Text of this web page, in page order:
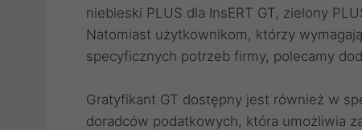
niebieski PLUS dla InsERT GT, zielony
Natomiast użytkownikom, którzy
specyficznych potrzeb firmy, polecamy
Gratyfikant GT dostępny jest również w
doradców podatkowych, która umożliwia